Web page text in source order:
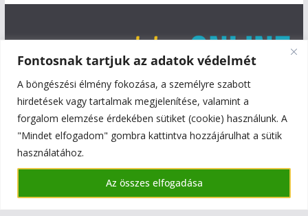
Fontosnak tartjuk az adatok védelmét
A böngészési élmény fokozása, a személyre szabott
hirdetések vagy tartalmak megjelenítése, valamint a
forgalom elemzése érdekében sütiket (cookie) használunk. A
"Mindet elfogadom" gombra kattintva hozzájárulhat a sütik
használatához.
Az összes elfogadása
Copyright © 2026Szentmiklós Online
Theme:ColorMagby ThemeGrill. Powered byWordPress.